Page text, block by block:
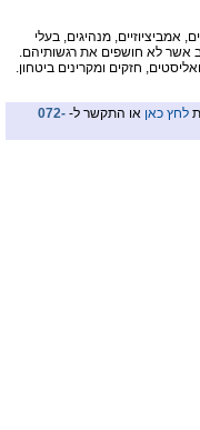
פייסבוקאמביציוזיים, מנהיגים, בעלי
אשר לא חושפים את רגשותיהם.
חזקים ומקרינים ביטחון.
לחץ כאן או התקשר ל- 072-